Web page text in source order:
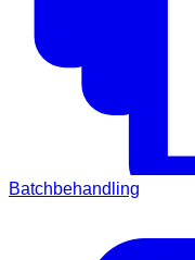
Batchbehandling